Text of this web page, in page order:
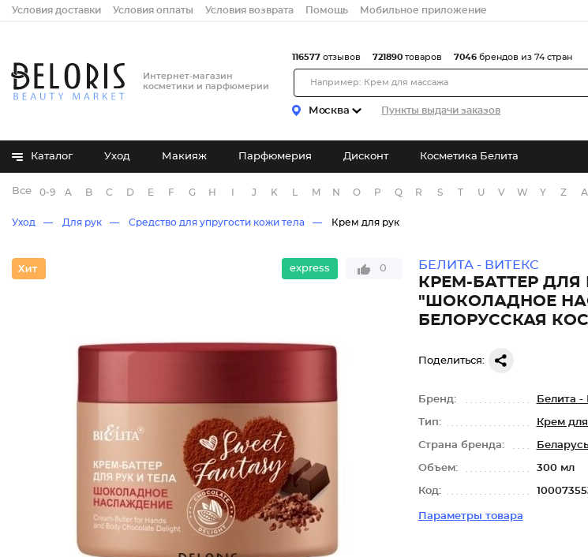
Условия доставки Условия оплаты Условия возврата Помощь Мобильное приложение
Интернет-магазин
косметики и парфюмерии
Москва Пункты выдачи заказов
116577 отзывов 721890 товаров 7046 брендов из 74 стран
Каталог Уход Макияж Парфюмерия Дисконт Косметика Белита
Все бренды
0-9 A B C D E F G H J K M N O P Q R S T U V W Y Z А
Уход Для рук Средство для упругости кожи тела Крем для рук
express 0 БЕЛИТА - ВИТЕКС
КРЕМ-БАТТЕР ДЛЯ
"ШОКОЛАДНОЕ
БЕЛОРУССКАЯ
Поделиться:
Бренд: Белита -
Тип: Крем
Страна бренда:
Объем: 300 мл
Код:
Параметры товара